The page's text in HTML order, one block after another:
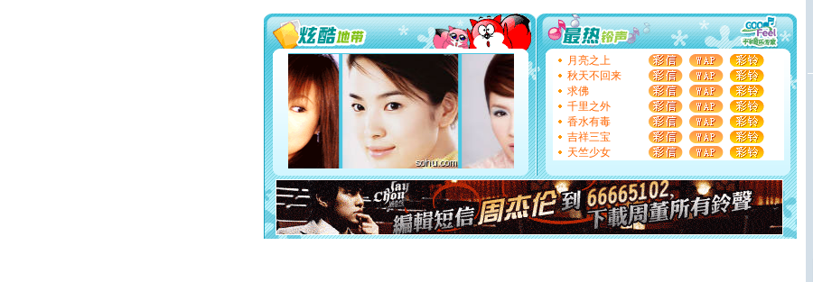
你太多，只有给你五千万：千万快乐！千万要健康！千万
要平安！千万要知足！千万不要忘记我！
[圣诞节]不只这样的日子才会想起你,而是这样的日子才
能正大光明地骚扰你,告诉你,圣诞要快乐!新年要快乐!天天
都要快乐噢!
[圣诞节]奉上一颗祝福的心,在这个特别的日子里,愿幸福,
如意,快乐,鲜花,一切美好的祝愿与你同在.圣诞快乐!
[元旦]
看到你我会触电；看不到你我要充电；没有你我会
断电。爱你是我职业，想你是我事业，抱你是我特长，吻
你是我专业！水晶之恋祝你新年快乐
[元旦]如果上天让我许三个愿望，一是今生今世和你在一
起；二是再生再世和你在一起；三是三生三世和你不再分
离。水晶之恋祝你新年快乐
[元旦]当我狠下心扭头离去那一刻，你在我身后无助地哭
泣，这痛楚让我明白我多么爱你。我转身抱住你：这猪不
月亮之上
秋天不回来
求佛
千里之外
香水有毒
吉祥三宝
天竺少女